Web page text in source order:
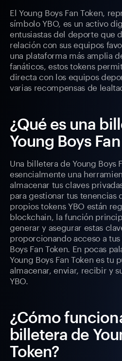
El Young Boys Fan Token,
símbolo YBO, es un activo
entusiastas del deporte que
relación con sus equipos
una plataforma más amplia
fanáticos, estos tokens
directa con los equipos
varias recompensas de
¿Qué es una
Young Boys
Una billetera de Young Boys
esencialmente una
almacenar tus claves
para gestionar tus tenencias
propios tokens YBO están
blockchain, la función
generar y asegurar estas
proporcionando acceso a
Boys Fan Token. En pocas
Young Boys Fan Token es tu
almacenar, enviar, recibir y
YBO.
¿Cómo
billetera de
Token?